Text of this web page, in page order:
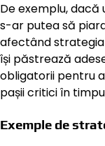
De exemplu,
s-ar putea să
afectând
își păstrează
obligatorii pentru
pașii critici în
Exemple de